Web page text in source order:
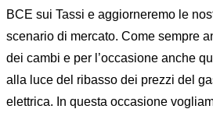
BCE sui Tassi e aggiorneremo le
scenario di mercato. Come sempre
dei cambi e per l’occasione anche
alla luce del ribasso dei prezzi del
elettrica. In questa occasione